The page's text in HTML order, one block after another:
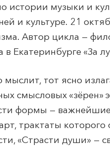
истории музыки и
и культуре. 21
Автор цикла —
в Екатеринбурге «За
мыслит, тот ясно
смысловых «зёрен»
формы —
трактаты
«Страсти души» —